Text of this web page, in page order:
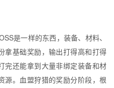
是一样的东西，装备、材料、
拿基础奖励，输出打得高和打得
完还能拿到大量非绑定装备和材
源。血盟狩猎的奖励分阶段，根